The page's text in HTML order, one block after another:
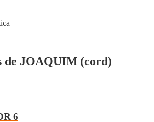
de JOAQUIM (cord)
6